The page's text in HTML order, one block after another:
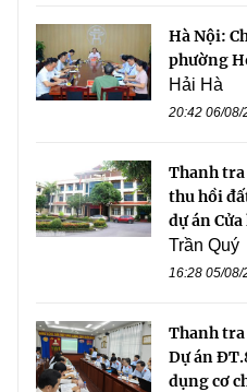
Hà Nội:
phường
Hải Hà
20:42 06/08/
Thanh
thu hồi
dự án
Trần Quý
16:28 05/08/
Thanh
Dự án
dụng cơ